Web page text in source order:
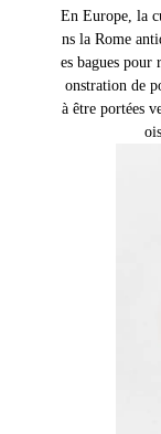
En Europe, la
ns la Rome
es bagues pour
onstration de
à être portées